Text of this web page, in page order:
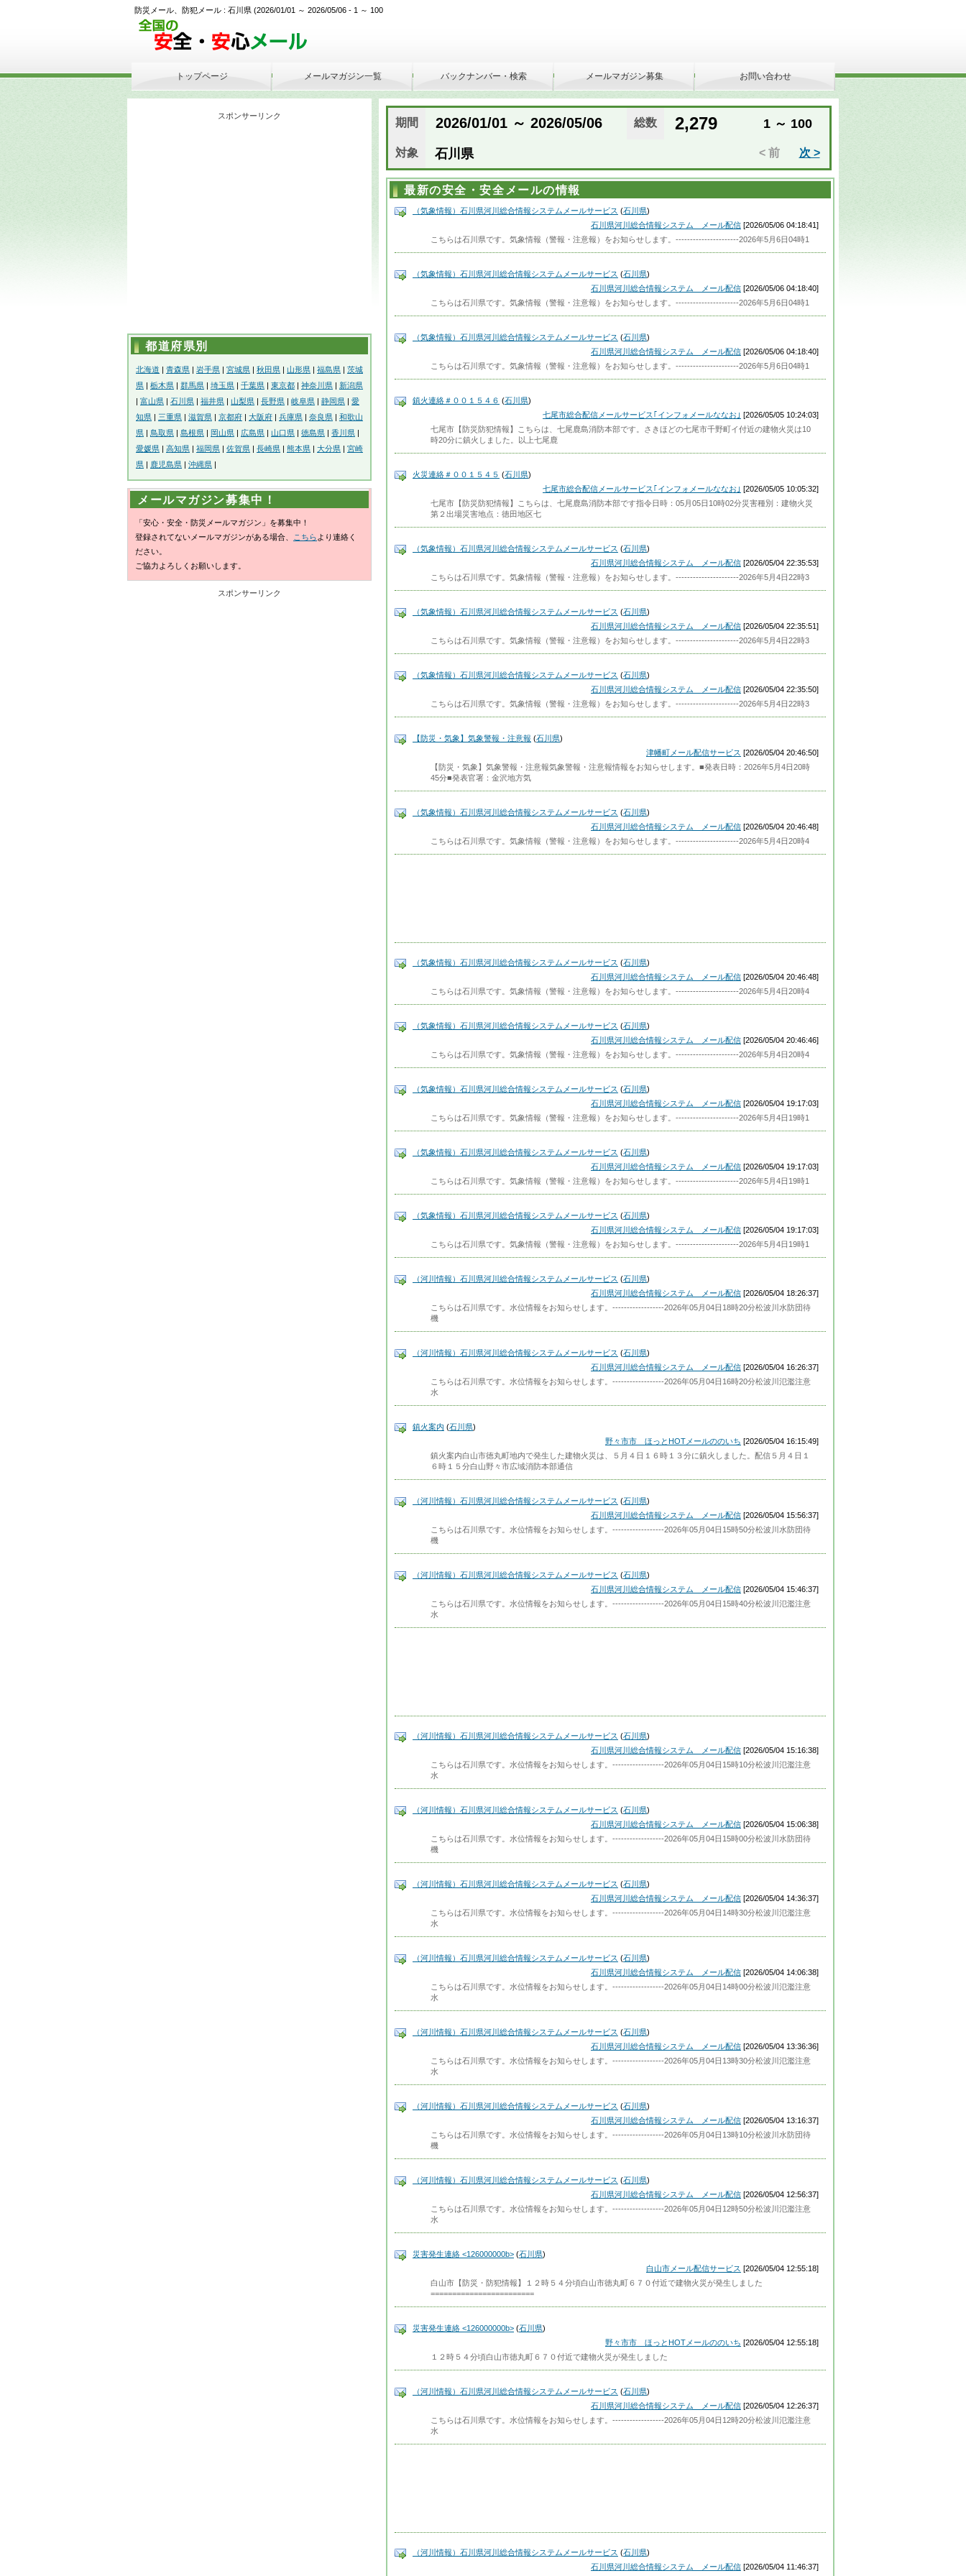
防災メール、防犯メール : 石川県 (2026/01/01 ～ 2026/05/06 - 1 ～ 100
期間 2026/01/01 ～ 2026/05/06 総数 2,279 1 ～ 100
対象 石川県 < 前 次 >
最新の安全・安全メールの情報
（気象情報）石川県河川総合情報システムメールサービス (石川県)
石川県河川総合情報システム メール配信 [2026/05/06 04:18:41]
こちらは石川県です。気象情報（警報・注意報）をお知らせします。----------------------2026年5月6日04時1
（気象情報）石川県河川総合情報システムメールサービス (石川県)
石川県河川総合情報システム メール配信 [2026/05/06 04:18:40]
こちらは石川県です。気象情報（警報・注意報）をお知らせします。----------------------2026年5月6日04時1
（気象情報）石川県河川総合情報システムメールサービス (石川県)
石川県河川総合情報システム メール配信 [2026/05/06 04:18:40]
こちらは石川県です。気象情報（警報・注意報）をお知らせします。----------------------2026年5月6日04時1
鎮火連絡＃００１５４６ (石川県)
七尾市総合配信メールサービス｢インフォメールななお｣ [2026/05/05 10:24:03]
七尾市【防災防犯情報】こちらは、七尾鹿島消防本部です。さきほどの七尾市千野町イ付近の建物火災は10
時20分に鎮火しました。以上七尾鹿
火災連絡＃００１５４５ (石川県)
七尾市総合配信メールサービス｢インフォメールななお｣ [2026/05/05 10:05:32]
七尾市【防災防犯情報】こちらは、七尾鹿島消防本部です指令日時：05月05日10時02分災害種別：建物火災
第２出場災害地点：徳田地区七
（気象情報）石川県河川総合情報システムメールサービス (石川県)
石川県河川総合情報システム メール配信 [2026/05/04 22:35:53]
こちらは石川県です。気象情報（警報・注意報）をお知らせします。----------------------2026年5月4日22時3
（気象情報）石川県河川総合情報システムメールサービス (石川県)
石川県河川総合情報システム メール配信 [2026/05/04 22:35:51]
こちらは石川県です。気象情報（警報・注意報）をお知らせします。----------------------2026年5月4日22時3
（気象情報）石川県河川総合情報システムメールサービス (石川県)
石川県河川総合情報システム メール配信 [2026/05/04 22:35:50]
こちらは石川県です。気象情報（警報・注意報）をお知らせします。----------------------2026年5月4日22時3
【防災・気象】気象警報・注意報 (石川県)
津幡町メール配信サービス [2026/05/04 20:46:50]
【防災・気象】気象警報・注意報気象警報・注意報情報をお知らせします。■発表日時：2026年5月4日20時
45分■発表官署：金沢地方気
（気象情報）石川県河川総合情報システムメールサービス (石川県)
石川県河川総合情報システム メール配信 [2026/05/04 20:46:48]
こちらは石川県です。気象情報（警報・注意報）をお知らせします。----------------------2026年5月4日20時4
（気象情報）石川県河川総合情報システムメールサービス (石川県)
石川県河川総合情報システム メール配信 [2026/05/04 20:46:48]
こちらは石川県です。気象情報（警報・注意報）をお知らせします。----------------------2026年5月4日20時4
（気象情報）石川県河川総合情報システムメールサービス (石川県)
石川県河川総合情報システム メール配信 [2026/05/04 20:46:46]
こちらは石川県です。気象情報（警報・注意報）をお知らせします。----------------------2026年5月4日20時4
（気象情報）石川県河川総合情報システムメールサービス (石川県)
石川県河川総合情報システム メール配信 [2026/05/04 19:17:03]
こちらは石川県です。気象情報（警報・注意報）をお知らせします。----------------------2026年5月4日19時1
（気象情報）石川県河川総合情報システムメールサービス (石川県)
石川県河川総合情報システム メール配信 [2026/05/04 19:17:03]
こちらは石川県です。気象情報（警報・注意報）をお知らせします。----------------------2026年5月4日19時1
（気象情報）石川県河川総合情報システムメールサービス (石川県)
石川県河川総合情報システム メール配信 [2026/05/04 19:17:03]
こちらは石川県です。気象情報（警報・注意報）をお知らせします。----------------------2026年5月4日19時1
（河川情報）石川県河川総合情報システムメールサービス (石川県)
石川県河川総合情報システム メール配信 [2026/05/04 18:26:37]
こちらは石川県です。水位情報をお知らせします。------------------2026年05月04日18時20分松波川水防団待
機
（河川情報）石川県河川総合情報システムメールサービス (石川県)
石川県河川総合情報システム メール配信 [2026/05/04 16:26:37]
こちらは石川県です。水位情報をお知らせします。------------------2026年05月04日16時20分松波川氾濫注意
水
鎮火案内 (石川県)
野々市市 ほっとHOTメールののいち [2026/05/04 16:15:49]
鎮火案内白山市徳丸町地内で発生した建物火災は、５月４日１６時１３分に鎮火しました。配信５月４日１
６時１５分白山野々市広域消防本部通信
（河川情報）石川県河川総合情報システムメールサービス (石川県)
石川県河川総合情報システム メール配信 [2026/05/04 15:56:37]
こちらは石川県です。水位情報をお知らせします。------------------2026年05月04日15時50分松波川水防団待
機
（河川情報）石川県河川総合情報システムメールサービス (石川県)
石川県河川総合情報システム メール配信 [2026/05/04 15:46:37]
こちらは石川県です。水位情報をお知らせします。------------------2026年05月04日15時40分松波川氾濫注意
水
（河川情報）石川県河川総合情報システムメールサービス (石川県)
石川県河川総合情報システム メール配信 [2026/05/04 15:16:38]
こちらは石川県です。水位情報をお知らせします。------------------2026年05月04日15時10分松波川氾濫注意
水
（河川情報）石川県河川総合情報システムメールサービス (石川県)
石川県河川総合情報システム メール配信 [2026/05/04 15:06:38]
こちらは石川県です。水位情報をお知らせします。------------------2026年05月04日15時00分松波川水防団待
機
（河川情報）石川県河川総合情報システムメールサービス (石川県)
石川県河川総合情報システム メール配信 [2026/05/04 14:36:37]
こちらは石川県です。水位情報をお知らせします。------------------2026年05月04日14時30分松波川氾濫注意
水
（河川情報）石川県河川総合情報システムメールサービス (石川県)
石川県河川総合情報システム メール配信 [2026/05/04 14:06:38]
こちらは石川県です。水位情報をお知らせします。------------------2026年05月04日14時00分松波川氾濫注意
水
（河川情報）石川県河川総合情報システムメールサービス (石川県)
石川県河川総合情報システム メール配信 [2026/05/04 13:36:36]
こちらは石川県です。水位情報をお知らせします。------------------2026年05月04日13時30分松波川氾濫注意
水
（河川情報）石川県河川総合情報システムメールサービス (石川県)
石川県河川総合情報システム メール配信 [2026/05/04 13:16:37]
こちらは石川県です。水位情報をお知らせします。------------------2026年05月04日13時10分松波川水防団待
機
（河川情報）石川県河川総合情報システムメールサービス (石川県)
石川県河川総合情報システム メール配信 [2026/05/04 12:56:37]
こちらは石川県です。水位情報をお知らせします。------------------2026年05月04日12時50分松波川氾濫注意
水
災害発生連絡 <126000000b> (石川県)
白山市メール配信サービス [2026/05/04 12:55:18]
白山市【防災・防犯情報】１２時５４分頃白山市徳丸町６７０付近で建物火災が発生しました
========================
災害発生連絡 <126000000b> (石川県)
野々市市 ほっとHOTメールののいち [2026/05/04 12:55:18]
１２時５４分頃白山市徳丸町６７０付近で建物火災が発生しました
（河川情報）石川県河川総合情報システムメールサービス (石川県)
石川県河川総合情報システム メール配信 [2026/05/04 12:26:37]
こちらは石川県です。水位情報をお知らせします。------------------2026年05月04日12時20分松波川氾濫注意
水
（河川情報）石川県河川総合情報システムメールサービス (石川県)
石川県河川総合情報システム メール配信 [2026/05/04 11:46:37]
トップページ メールマガジン一覧 バックナンバー・検索 メールマガジン募集 お問い合わせ
スポンサーリンク
都道府県別
北海道 青森県 岩手県 宮城県 秋田県 山形県 福島県
茨城
県
栃木県 群馬県 埼玉県 千葉県 東京都 神奈川県
新潟県
富山県 石川県 福井県 山梨県 長野県 岐阜県 静岡県
愛
知県
三重県 滋賀県 京都府 大阪府 兵庫県 奈良県
和歌山
県
鳥取県 島根県 岡山県 広島県 山口県 徳島県 香川県
愛媛県
高知県 福岡県 佐賀県 長崎県 熊本県 大分県
宮崎
県
鹿児島県 沖縄県
メールマガジン募集中！
「安心・安全・防災メールマガジン」を募集中！
登録されてないメールマガジンがある場合、
こちら より連絡く
ださい。
ご協力よろしくお願いします。
スポンサーリンク